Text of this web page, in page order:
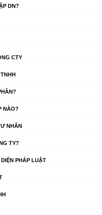
DN?
CTY
NÀO?
NHÂN
TY?
PHÁP LUẬT